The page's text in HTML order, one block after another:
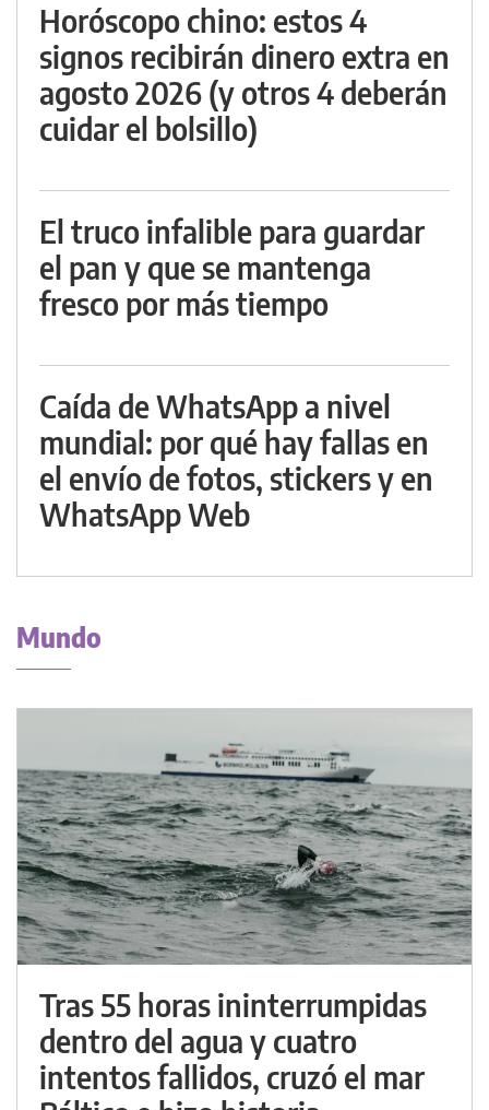
Horóscopo chino: estos 4
signos recibirán dinero extra en
agosto 2026 (y otros 4 deberán
cuidar el bolsillo)
El truco infalible para guardar
el pan y que se mantenga
fresco por más tiempo
Caída de WhatsApp a nivel
mundial: por qué hay fallas en
el envío de fotos, stickers y en
WhatsApp Web
Mundo
Tras 55 horas ininterrumpidas
dentro del agua y cuatro
intentos fallidos, cruzó el mar